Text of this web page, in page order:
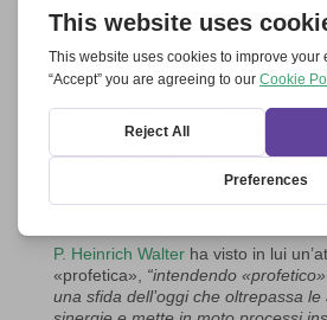
Schoenstatt e contemporaneamente
era pure un pioniere nell’apertura
comunione tra i Movimenti delle
c’era una naturale apertura per una
comunione tra Movimenti spirituali,
“Insieme per l’Europa” (…) nella
l’unità delle Chiese e il loro risveglio
P. Heinrich Walterha visto in lui
«profetica», “intendendo
una sfida dell’oggi che oltrepassa